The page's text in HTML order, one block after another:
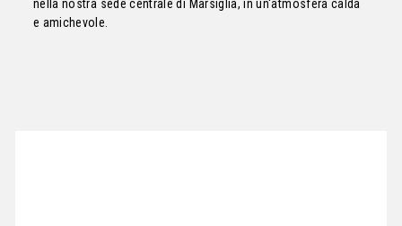
nella nostra sede centrale di Marsiglia, in un'atmosfera calda
e amichevole.